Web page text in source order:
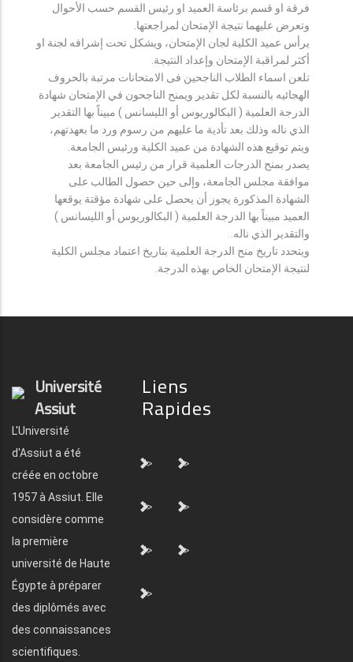
فرقة او قسم برئاسة العميد او رئيس القسم حسب الأحوال
وتعرض عليهما نتيجة الإمتحان لمراجعتها.
يرأس عميد الكلية لجان الإمتحان، ويشكل تحت إشرافه لجنة او
أكثر لمراقبة الإمتحان وإعداد النتيجة.
تلعن اسماء الطلاب الناجحين فى الامتحانات مرتبة بالحروف
الهجائيه بالنسبة لكل تقدير ويمنح الناجحون في الإمتحان شهادة
الدرجة العلمية ( البكالوريوس أو الليسانس ) مبيناً بها التقدير
الذي ناله وذلك بعد تأدية ما عليهم من رسوم ورد ما بعهدتهم،
ويتم توقيع هذه الشهادة من عميد الكلية ورئيس الجامعة.
يصدر بمنح الدرجات العلمية قرار من رئيس الجامعة بعد
موافقة مجلس الجامعة، وإلى حين حصول الطالب على
الشهادة المذكورة يجوز أن يحصل على شهادة مؤقتة يوقعها
العميد مبيناً بها الدرجة العلمية ( البكالوريوس أو الليسانس )
والتقدير الذي ناله.
ويتحدد تاريخ منح الدرجة العلمية بتاريخ اعتماد مجلس الكلية
لنتيجة الإمتحان الخاص بهذه الدرجة.
Université
Assiut
L'Université
d'Assiut a été
créée en octobre
1957 à Assiut. Elle
considère comme
la première
université de Haute
Égypte à préparer
des diplômés avec
des connaissances
scientifiques.
Liens
Rapides
"> ">
"> ">
"> ">
">